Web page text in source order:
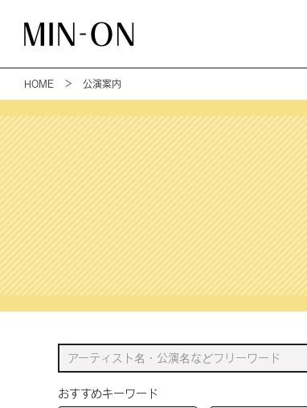
HOME ＞ 公演案内
おすすめキーワード